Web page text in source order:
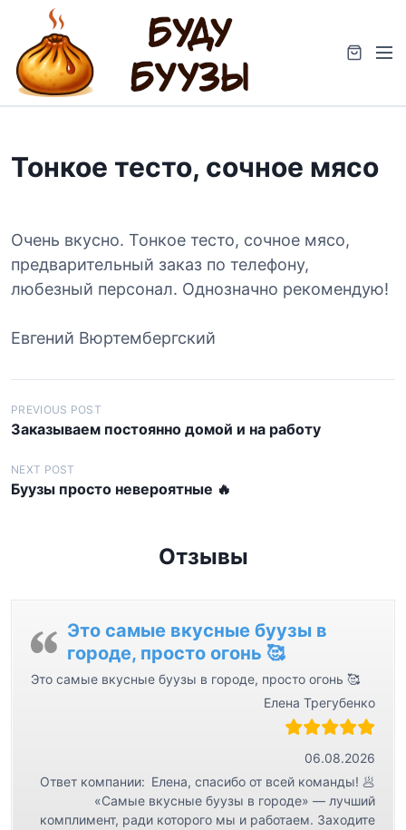
M
Тонкое тесто, сочное мясо
Очень вкусно. Тонкое тесто, сочное мясо,
предварительный заказ по телефону,
любезный персонал. Однозначно рекомендую!
Евгений Вюртембергский
Н
а
в
и
и
PREVIOUS POST
Заказываем постоянно домой и на работу
NEXT POST
Буузы просто невероятные 🔥
Отзывы
Это самые вкусные буузы в
городе, просто огонь 🥰
Это самые вкусные буузы в городе, просто огонь 🥰
Елена Трегубенко
06.08.2026
Ответ компании: Елена, спасибо от всей команды! 🥟
«Самые вкусные буузы в городе» — лучший
комплимент, ради которого мы и работаем. Заходите